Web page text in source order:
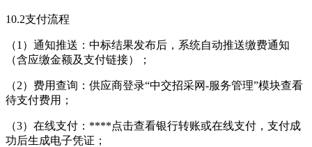
10.2支付流程
（1）通知推送：中标结果发布后，系统自动推送缴费通知
（含应缴金额及支付链接）；
（2）费用查询：供应商登录“中交招采网-服务管理”模块查看
待支付费用；
（3）在线支付：****点击查看银行转账或在线支付，支付成
功后生成电子凭证；